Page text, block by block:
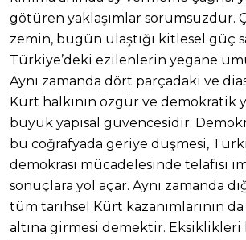
götüren yaklaşımlar sorumsuzdur.
zemin, bugün ulaştığı kitlesel güç
Türkiye’deki ezilenlerin yegane
Aynı zamanda dört parçadaki ve
Kürt halkının özgür ve demokratik
büyük yapısal güvencesidir.
bu coğrafyada geriye düşmesi,
demokrasi mücadelesinde telafisi
sonuçlara yol açar. Aynı zamanda
tüm tarihsel Kürt kazanımlarının
altına girmesi demektir. Eksiklikleri